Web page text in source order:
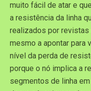
muito fácil de atar e
a resistência da linha
realizados por
mesmo a apontar para
nível da perda de
porque o nó implica a
segmentos de linha